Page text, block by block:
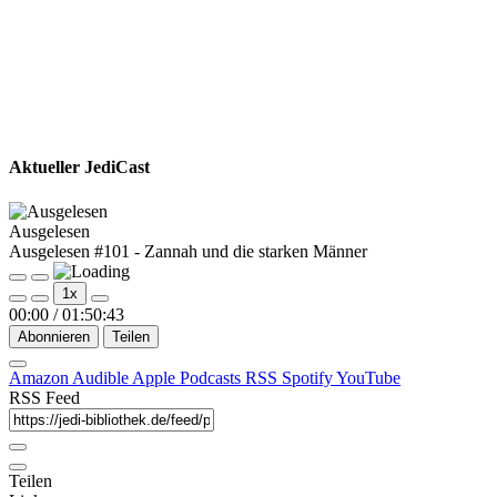
Aktueller JediCast
Ausgelesen
Ausgelesen #101 - Zannah und die starken Männer
Play
Episode
Pause
Episode
1x
00:00 / 01:50:43
Abonnieren Teilen
Amazon Audible Apple Podcasts RSS SpotifyYouTube
RSS Feed
Teilen